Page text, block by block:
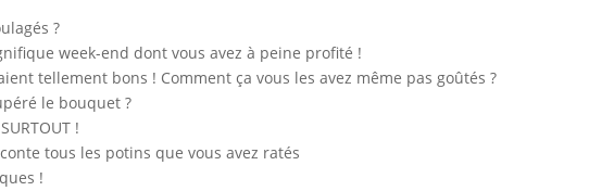
?
week-end dont vous avez à peine profité !
tellement bons ! Comment ça vous les avez même pas goûtés ?
le bouquet ?
!
tous les potins que vous avez ratés
!